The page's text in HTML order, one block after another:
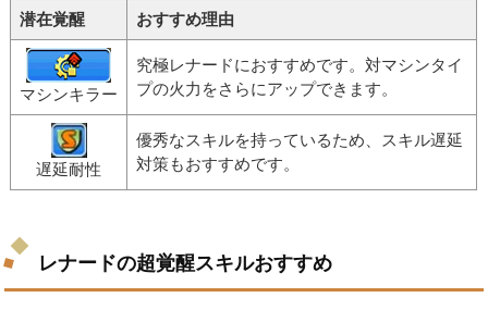
潜在覚醒 おすすめ理由
マシンキラー
究極レナードにおすすめです。対マシンタイ
プの火力をさらにアップできます。
遅延耐性
優秀なスキルを持っているため、スキル遅延
対策もおすすめです。
レナードの超覚醒スキルおすすめ